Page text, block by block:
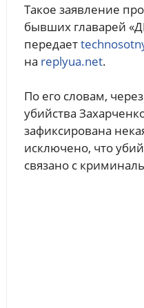
Такое заявление
бывших главарей
передает
на replyua.net.
По его словам,
убийства
зафиксирована
исключено, что
связано с